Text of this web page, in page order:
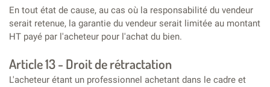
En tout état de cause, au cas où la responsabilité du vendeur
serait retenue, la garantie du vendeur serait limitée au montant
HT payé par l'acheteur pour l'achat du bien.
Article 13 - Droit de rétractation
L'acheteur étant un professionnel achetant dans le cadre et